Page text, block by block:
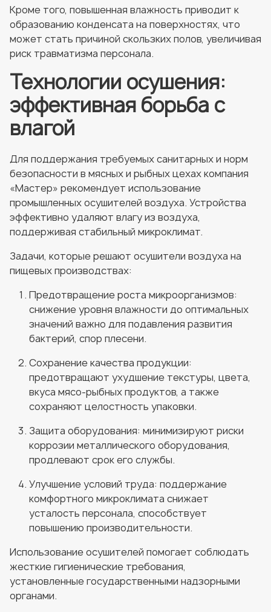
Кроме того, повышенная влажность приводит к
образованию конденсата на поверхностях, что
может стать причиной скользких полов, увеличивая
риск травматизма персонала.
Технологии осушения:
эффективная борьба с
влагой
Для поддержания требуемых санитарных и норм
безопасности в мясных и рыбных цехах компания
«Мастер» рекомендует использование
промышленных осушителей воздуха. Устройства
эффективно удаляют влагу из воздуха,
поддерживая стабильный микроклимат.
Задачи, которые решают осушители воздуха на
пищевых производствах:
Предотвращение роста микроорганизмов:
снижение уровня влажности до оптимальных
значений важно для подавления развития
бактерий, спор плесени.
Сохранение качества продукции:
предотвращают ухудшение текстуры, цвета,
вкуса мясо-рыбных продуктов, а также
сохраняют целостность упаковки.
Защита оборудования: минимизируют риски
коррозии металлического оборудования,
продлевают срок его службы.
Улучшение условий труда: поддержание
комфортного микроклимата снижает
усталость персонала, способствует
повышению производительности.
Использование осушителей помогает соблюдать
жесткие гигиенические требования,
установленные государственными надзорными
органами.